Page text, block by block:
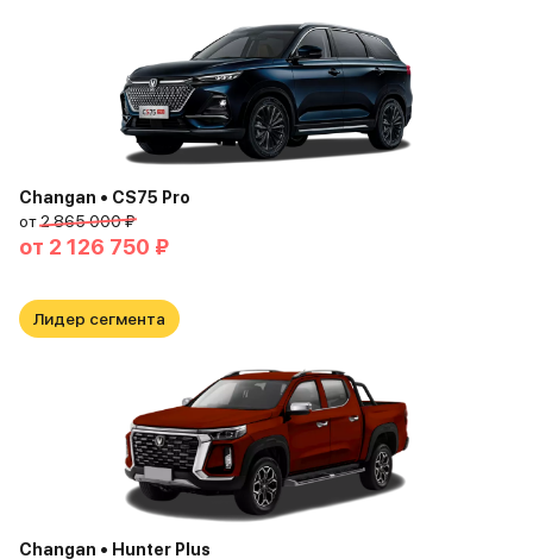
Changan • CS75 Pro
от2 865 000 ₽
от 2 126 750 ₽
Лидер сегмента
Changan • Hunter Plus